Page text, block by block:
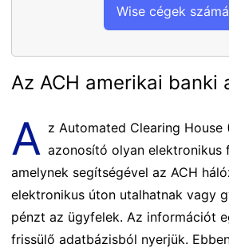
Wise cégek
Az ACH amerikai banki
A z Automated Clearing House
azonosító olyan elektronikus
amelynek segítségével az ACH
elektronikus úton utalhatnak vagy
pénzt az ügyfelek. Az információt
frissülő adatbázisból nyerjük.